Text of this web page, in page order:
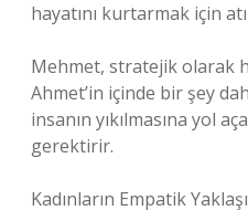
hayatını kurtarmak için
Mehmet, stratejik olarak
Ahmet’in içinde bir şey
insanın yıkılmasına yol
gerektirir.
Kadınların Empatik